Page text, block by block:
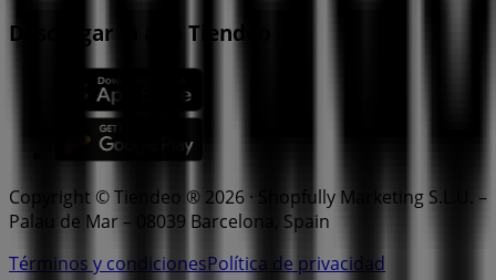
Descargar la app Tiendeo
Copyright © Tiendeo ® 2026 · Shopfully Marketing S.L.U. –
Palau de Mar – 08039 Barcelona, Spain
Términos y condicionesPolítica de privacidad